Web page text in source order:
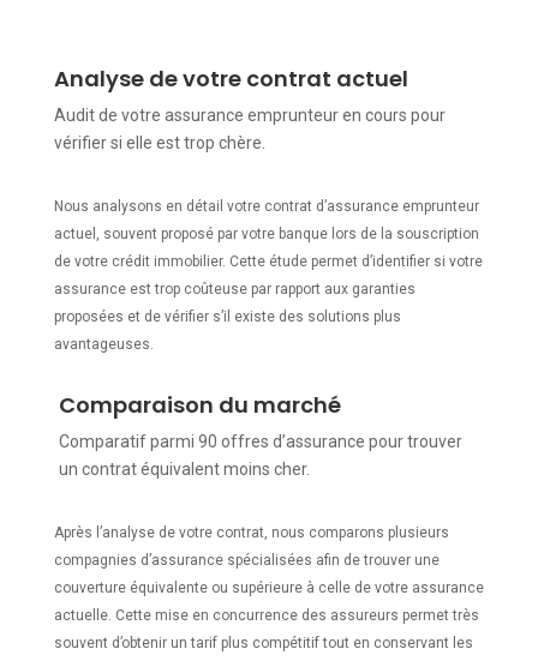
Analyse de votre contrat actuel
Audit de votre assurance emprunteur en cours pour
vérifier si elle est trop chère.
Nous analysons en détail votre contrat d’assurance emprunteur
actuel, souvent proposé par votre banque lors de la souscription
de votre crédit immobilier. Cette étude permet d’identifier si votre
assurance est trop coûteuse par rapport aux garanties
proposées et de vérifier s’il existe des solutions plus
avantageuses.
Comparaison du marché
Comparatif parmi 90 offres d’assurance pour trouver
un contrat équivalent moins cher.
Après l’analyse de votre contrat, nous comparons plusieurs
compagnies d’assurance spécialisées afin de trouver une
couverture équivalente ou supérieure à celle de votre assurance
actuelle. Cette mise en concurrence des assureurs permet très
souvent d’obtenir un tarif plus compétitif tout en conservant les